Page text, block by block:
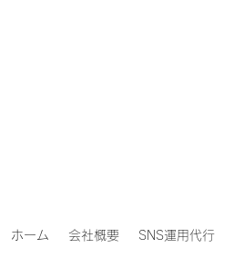
ホーム 会社概要 SNS運用代行